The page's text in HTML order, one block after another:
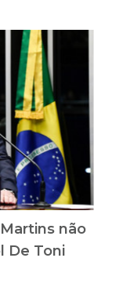
não
De Toni